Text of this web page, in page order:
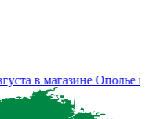
в магазине Ополье